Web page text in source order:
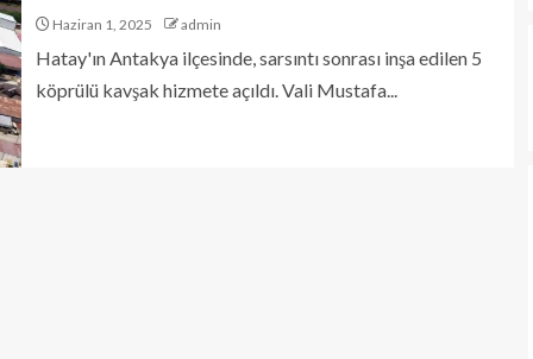
Haziran 1, 2025 admin
Hatay'ın Antakya ilçesinde, sarsıntı sonrası inşa edilen 5
köprülü kavşak hizmete açıldı. Vali Mustafa...